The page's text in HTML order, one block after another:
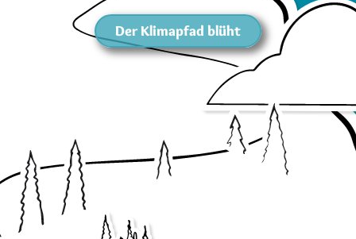
Der Klimapfad blüht